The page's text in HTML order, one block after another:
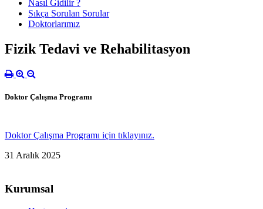
Nasıl Gidilir ?
Sıkça Sorulan Sorular
Doktorlarımız
Fizik Tedavi ve Rehabilitasyon
Doktor Çalışma Programı
Doktor Çalışma Programı için tıklayınız.
31 Aralık 2025
Kurumsal